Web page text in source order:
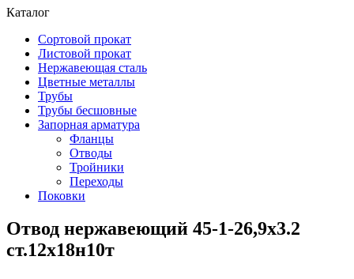
Каталог
Сортовой прокат
Листовой прокат
Нержавеющая сталь
Цветные металлы
Трубы
Трубы бесшовные
Запорная арматура
Фланцы
Отводы
Тройники
Переходы
Поковки
Отвод нержавеющий 45-1-26,9х3.2
ст.12х18н10т